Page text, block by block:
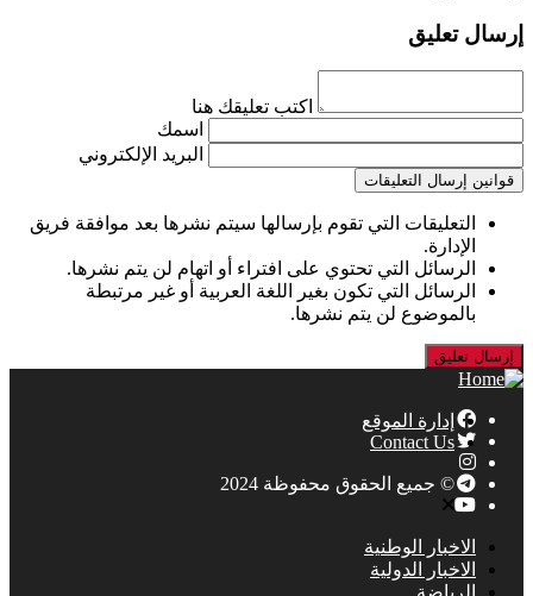
إرسال تعليق
اكتب تعليقك هنا
اسمك
البريد الإلكتروني
قوانين إرسال التعليقات
التعليقات التي تقوم بإرسالها سيتم نشرها بعد موافقة فريق
الإدارة.
الرسائل التي تحتوي على افتراء أو اتهام لن يتم نشرها.
الرسائل التي تكون بغير اللغة العربية أو غير مرتبطة
بالموضوع لن يتم نشرها.
إدارة الموقع
Contact Us
© جميع الحقوق محفوظة 2024
الاخبار الوطنية
الاخبار الدولية
الرياضة